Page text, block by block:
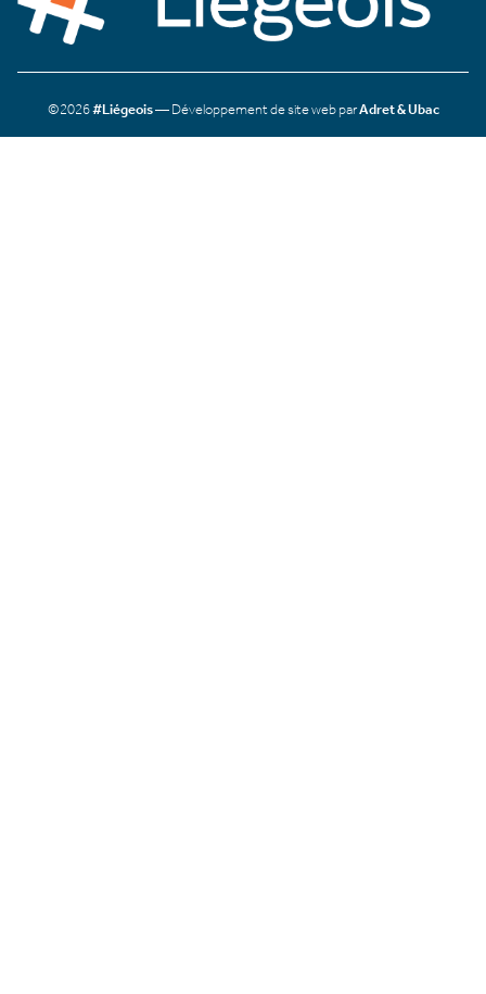
©2026#Liégeois— Développement de site web parAdret & Ubac